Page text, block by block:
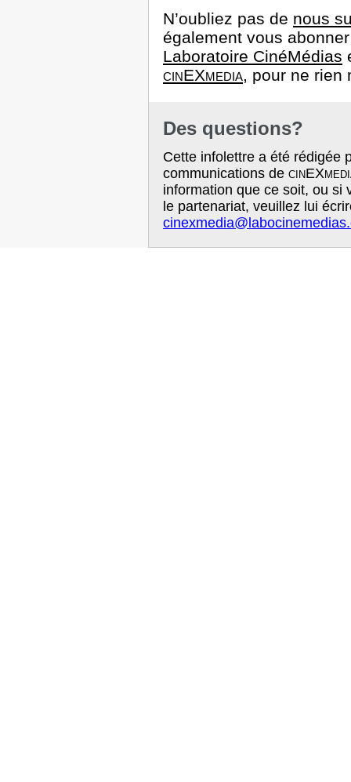
N’oubliez pas de nous
également vous
Laboratoire CinéMédias
cinEXmedia, pour ne rien
Des questions?
Cette infolettre a été rédigée
communications de
information que ce soit, ou si
le partenariat, veuillez lui